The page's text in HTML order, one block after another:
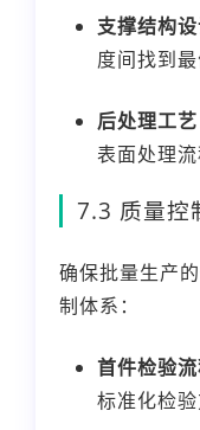
支撑结构
度间找到
后处理工艺
表面处理
7.3 质量控
确保批量生产
制体系：
首件检验
标准化检